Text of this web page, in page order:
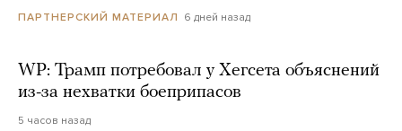
ПАРТНЕРСКИЙ МАТЕРИАЛ 6 дней назад
WP: Трамп потребовал у Хегсета объяснений
из-за нехватки боеприпасов
5 часов назад